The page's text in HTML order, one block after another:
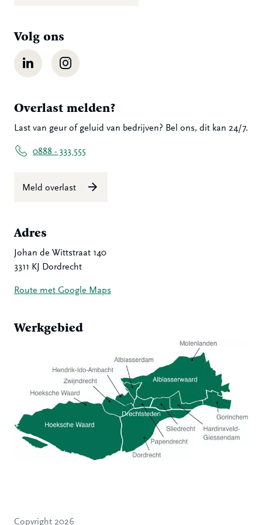
Volg ons
LinkedIn Instagram
Overlast melden?
Last van geur of geluid van bedrijven? Bel ons, dit kan 24/7.
0888 - 333 555
Meld overlast
Adres
Johan de Wittstraat 140
3311 KJ Dordrecht
Route met Google Maps
Werkgebied
Copyright 2026